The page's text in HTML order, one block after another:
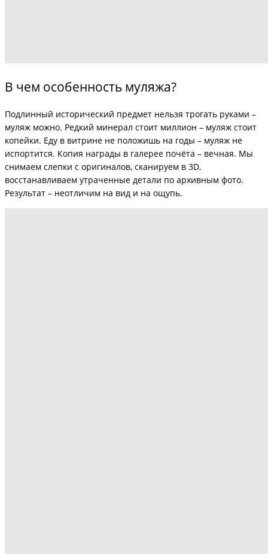
В чем особенность муляжа?
Подлинный исторический предмет нельзя трогать руками –
муляж можно. Редкий минерал стоит миллион – муляж стоит
копейки. Еду в витрине не положишь на годы – муляж не
испортится. Копия награды в галерее почёта – вечная. Мы
снимаем слепки с оригиналов, сканируем в 3D,
восстанавливаем утраченные детали по архивным фото.
Результат – неотличим на вид и на ощупь.